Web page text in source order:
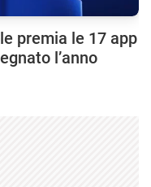
premia le 17 app
l’anno